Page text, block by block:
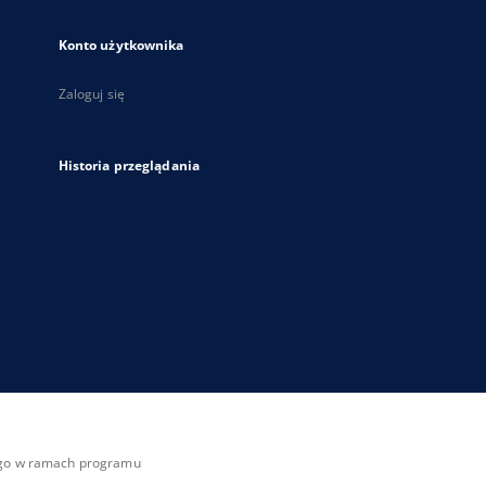
Konto użytkownika
Zaloguj się
Historia przeglądania
w ramach programu